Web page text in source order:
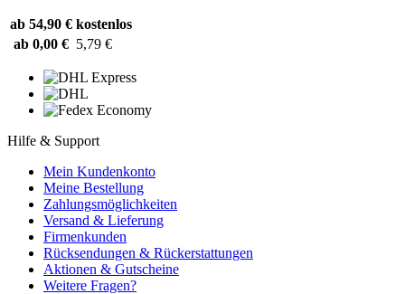
ab 54,90 € kostenlos
ab 0,00 € 5,79 €
Hilfe & Support
Mein Kundenkonto
Meine Bestellung
Zahlungsmöglichkeiten
Versand & Lieferung
Firmenkunden
Rücksendungen & Rückerstattungen
Aktionen & Gutscheine
Weitere Fragen?